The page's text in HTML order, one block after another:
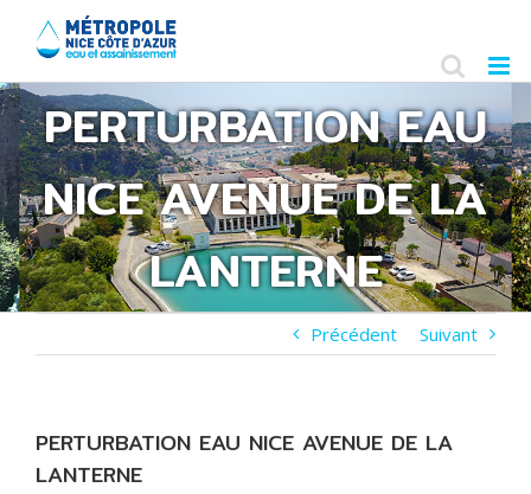
PERTURBATION EAU
NICE AVENUE DE LA
LANTERNE
Précédent Suivant
PERTURBATION EAU NICE AVENUE DE LA
LANTERNE